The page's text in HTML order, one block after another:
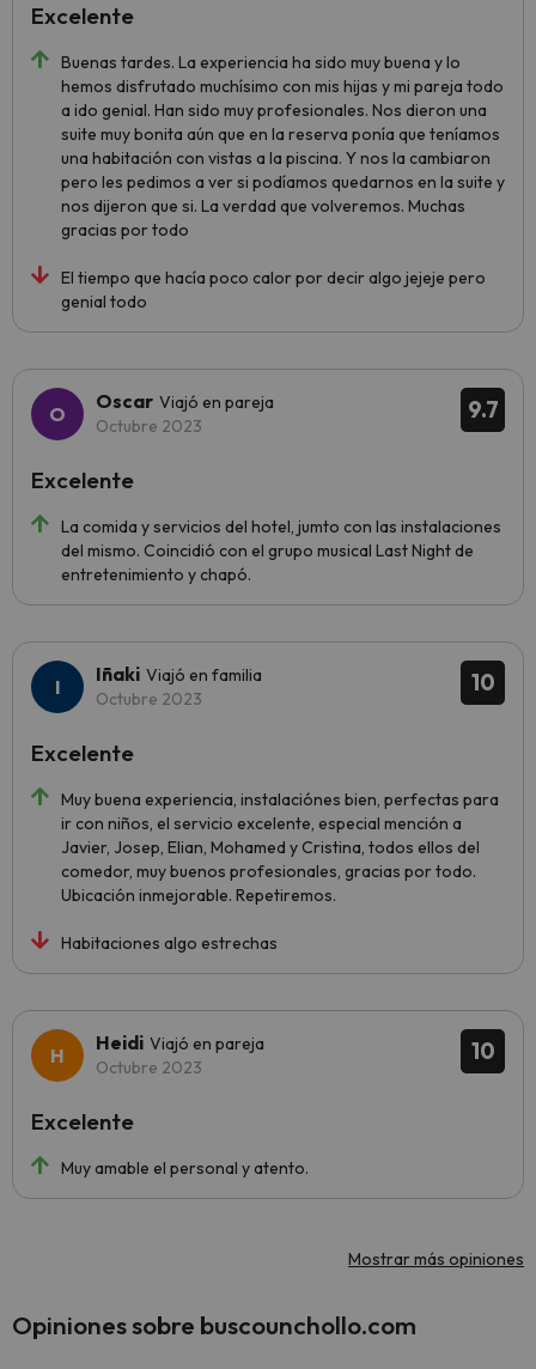
Buenas tardes. La experiencia ha sido muy buena y lo
hemos disfrutado muchísimo con mis hijas y mi pareja todo
a ido genial. Han sido muy profesionales. Nos dieron una
suite muy bonita aún que en la reserva ponía que teníamos
una habitación con vistas a la piscina. Y nos la cambiaron
pero les pedimos a ver si podíamos quedarnos en la suite y
nos dijeron que si. La verdad que volveremos. Muchas
gracias por todo
El tiempo que hacía poco calor por decir algo jejeje pero
genial todo
Excelente
9.7
Oscar Viajó en pareja
Octubre 2023
La comida y servicios del hotel, jumto con las instalaciones
del mismo. Coincidió con el grupo musical Last Night de
entretenimiento y chapó.
Excelente
10
Iñaki Viajó en familia
Octubre 2023
Muy buena experiencia, instalaciónes bien, perfectas para
ir con niños, el servicio excelente, especial mención a
Javier, Josep, Elian, Mohamed y Cristina, todos ellos del
comedor, muy buenos profesionales, gracias por todo.
Ubicación inmejorable. Repetiremos.
Habitaciones algo estrechas
Excelente
10
Heidi Viajó en pareja
Octubre 2023
Muy amable el personal y atento.
Excelente
Mostrar más opiniones
Opiniones sobre buscounchollo.com